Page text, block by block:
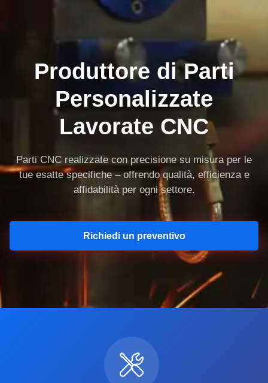
Produttore di Parti
Personalizzate
Lavorate CNC
Parti CNC realizzate con precisione su misura per le
tue esatte specifiche – offrendo qualità, efficienza e
affidabilità per ogni settore.
Richiedi un preventivo